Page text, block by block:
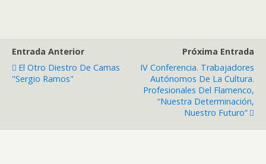
Entrada Anterior
El Otro Diestro De Camas
"Sergio Ramos"
Próxima Entrada
IV Conferencia. Trabajadores
Autónomos De La Cultura.
Profesionales Del Flamenco,
“Nuestra Determinación,
Nuestro Futuro”